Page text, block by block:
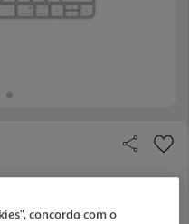
concorda com o